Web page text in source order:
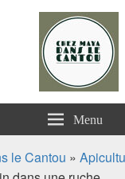
dans le
Menu
le Cantou »